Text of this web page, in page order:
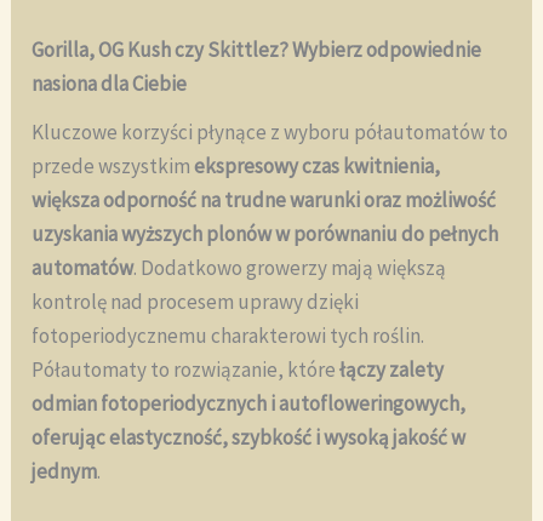
Gorilla, OG Kush czy Skittlez? Wybierz odpowiednie
nasiona dla Ciebie
Kluczowe korzyści płynące z wyboru półautomatów to
przede wszystkimekspresowy czas kwitnienia,
większa odporność na trudne warunki oraz możliwość
uzyskania wyższych plonów w porównaniu do pełnych
automatów. Dodatkowo growerzy mają większą
kontrolę nad procesem uprawy dzięki
fotoperiodycznemu charakterowi tych roślin.
Półautomaty to rozwiązanie, którełączy zalety
odmian fotoperiodycznych i autofloweringowych,
oferując elastyczność, szybkość i wysoką jakość w
jednym.